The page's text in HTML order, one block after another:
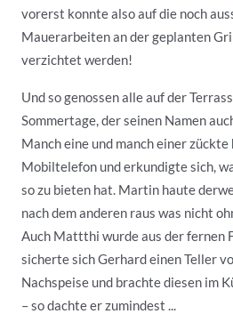
vorerst konnte also auf die noch
Mauerarbeiten an der geplanten
verzichtet werden!
Und so genossen alle auf der
Sommertage, der seinen Namen
Manch eine und manch einer zückte
Mobiltelefon und erkundigte sich,
so zu bieten hat. Martin haute
nach dem anderen raus was nicht
Auch Mattthi wurde aus der fernen
sicherte sich Gerhard einen Teller
Nachspeise und brachte diesen im
– so dachte er zumindest ...